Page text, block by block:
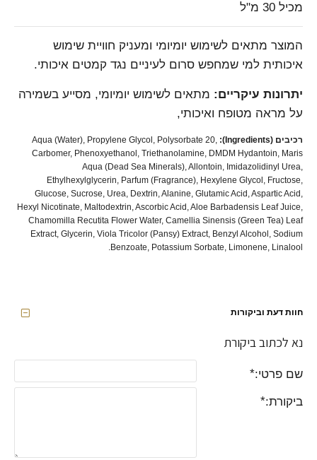
מכיל 30 מ"ל
המוצר מתאים לשימוש יומיומי ומעניק חוויית שימוש
איכותית למי שמחפש סרום לעיניים נגד קמטים איכותי.
יתרונות עיקריים: מתאים לשימוש יומיומי, מסייע בשמירה
על מראה מטופח ואיכותי,
רכיבים (Ingredients):
Aqua (Water), Propylene Glycol, Polysorbate 20,
Carbomer, Phenoxyethanol, Triethanolamine, DMDM Hydantoin, Maris
Aqua (Dead Sea Minerals), Allontoin, Imidazolidinyl Urea,
Ethylhexylglycerin, Parfum (Fragrance), Hexylene Glycol, Fructose,
Glucose, Sucrose, Urea, Dextrin, Alanine, Glutamic Acid, Aspartic Acid,
Hexyl Nicotinate, Maltodextrin, Ascorbic Acid, Aloe Barbadensis Leaf Juice,
Chamomilla Recutita Flower Water, Camellia Sinensis (Green Tea) Leaf
Extract, Glycerin, Viola Tricolor (Pansy) Extract, Benzyl Alcohol, Sodium
Benzoate, Potassium Sorbate, Limonene, Linalool.
חוות דעת וביקורות
נא לכתוב ביקורת
שם פרטי:
ביקורת: